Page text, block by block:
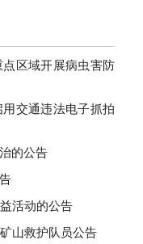
区域开展病虫害防
交通违法电子抓拍
的公告
活动的公告
山救护队员公告